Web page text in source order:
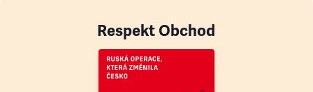
Respekt Obchod